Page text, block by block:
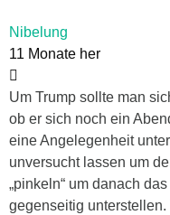
Nibelung
11 Monate her
Um Trump sollte man
ob er sich noch ein
eine Angelegenheit
unversucht lassen um
„pinkeln“ um danach
gegenseitig